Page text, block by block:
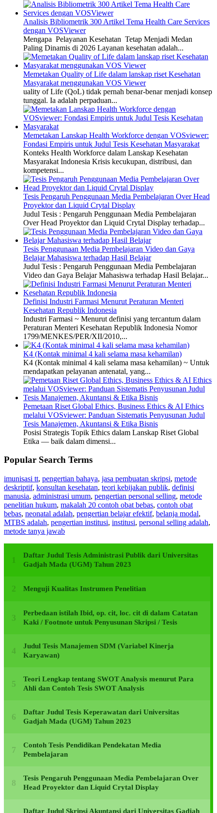
Analisis Bibliometrik 300 Artikel Tema Health Care Services
dengan VOSViewer
Mengapa Pelayanan Kesehatan Tetap Menjadi Medan
Paling Dinamis di 2026 Layanan kesehatan adalah...
Memetakan Quality of Life dalam lanskap riset Kesehatan
Masyarakat menggunakan VOS Viewer
uality of Life (QoL) tidak pernah benar-benar menjadi konsep
tunggal. Ia adalah perpaduan...
Memetakan Lanskap Health Workforce dengan VOSviewer:
Fondasi Empiris untuk Judul Tesis Kesehatan Masyarakat
Konteks Health Workforce dalam Lanskap Kesehatan
Masyarakat Indonesia Krisis kecukupan, distribusi, dan
kompetensi...
Tesis Pengaruh Penggunaan Media Pembelajaran Over Head
Proyektor dan Liquid Crytal Display
Judul Tesis : Pengaruh Penggunaan Media Pembelajaran
Over Head Proyektor dan Liquid Crytal Display terhadap...
Tesis Penggunaan Media Pembelajaran Video dan Gaya
Belajar Mahasiswa terhadap Hasil Belajar
Judul Tesis : Pengaruh Penggunaan Media Pembelajaran
Video dan Gaya Belajar Mahasiswa terhadap Hasil Belajar...
Definisi Industri Farmasi Menurut Peraturan Menteri
Kesehatan Republik Indonesia
Industri Farmasi ~ Menurut definisi yang tercantum dalam
Peraturan Menteri Kesehatan Republik Indonesia Nomor
1799/MENKES/PER/XII/2010,...
K4 (Kontak minimal 4 kali selama masa kehamilan)
K4 (Kontak minimal 4 kali selama masa kehamilan) ~ Untuk
mendapatkan pelayanan antenatal, yang...
Pemetaan Riset Global Ethics, Business Ethics & AI Ethics
melalui VOSviewer: Panduan Sistematis Penyusunan Judul
Tesis Manajemen, Akuntansi & Etika Bisnis
Posisi Strategis Topik Ethics dalam Lanskap Riset Global
Etika — baik dalam dimensi...
Popular Search Terms
imunisasi tt, pengertian bahaya, jasa pembuatan skripsi, metode
deskriptif, konsultan kesehatan, teori kebijakan publik, definisi
manusia, administrasi umum, pengertian personal selling, metode
penelitian hukum, makalah 20 contoh obat bebas, contoh obat
bebas, neonatal adalah, pengertian belajar efektif, belanja modal,
MTBS adalah, pengertian institusi, institusi, personal selling adalah,
metode tanya jawab
Daftar Judul Tesis Administrasi Publik dari Universitas
Gadjah Mada (UGM) Tahun 2023
Menguji Kualitas Instrumen Penelitian
Perbedaan istilah Ibid, op. cit, loc. cit di dalam Catatan
Kaki / Footnote untuk Penyusunan Skripsi / Tesis
Judul Tesis Manajemen SDM (Variabel Kinerja
Karyawan)
Teori Lengkap tentang SWOT Analysis menurut Para
Ahli dan Contoh Tesis SWOT Analysis
Daftar Judul Tesis Keperawatan dari Universitas
Gadjah Mada (UGM) Tahun 2023
Contoh Tesis Pendidikan Pendekatan Media
Pembelajaran
Tesis Pengaruh Penggunaan Media Pembelajaran Over
Head Proyektor dan Liquid Crytal Display
Daftar Judul Skripsi Akuntansi dari Universitas Gadjah